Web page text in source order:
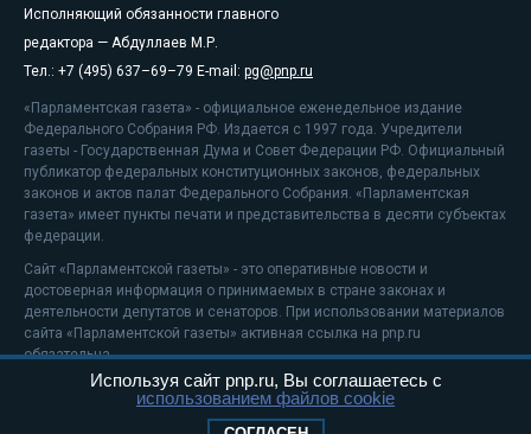
Исполняющий обязанности главного
редактора — Абдуллаев М.Р.
Тел.: +7 (495) 637–69–79 E-mail: pg@pnp.ru
«Парламентская газета» - официальное еженедельное издание
Федерального Собрания РФ. Издается с 1997 года. Учредители
газеты - Государственная Дума и Совет Федерации РФ. Официальный
публикатор федеральных конституционных законов, федеральных
законов и актов палат Федерального Собрания. «Парламентская
газета» имеет пункты печати и представительства в десяти субъектах
федерации.
Сайт «Парламентской газеты» - это оперативные новости и
достоверная информация о принимаемых в стране законах и
деятельности депутатов и сенаторов. При использовании материалов
сайта «Парламентской газеты» активная ссылка на pnp.ru
обязательна.
На информационном ресурсе применяютсярекомендательные
Используя сайт pnp.ru, Вы соглашаетесь с
использованием файлов cookie